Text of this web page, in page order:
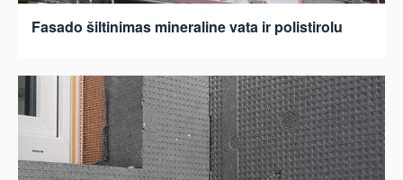
Fasado šiltinimas mineraline vata ir polistirolu